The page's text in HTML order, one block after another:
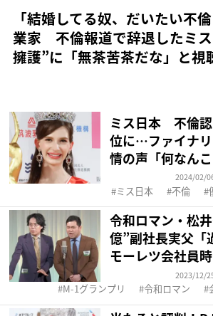
「結婚してる奴、だいたい不
業家 不倫報道で辞退したミ
擁護”に「無茶苦茶だな」と視
ミス日本 不倫
位に…ファイナ
情の声「何なん
2024/02/
ミス日本 不倫
令和ロマン・松
億”副社長実父「
モーレツ会社員
2023/12/
M-1グランプリ 令和ロマン